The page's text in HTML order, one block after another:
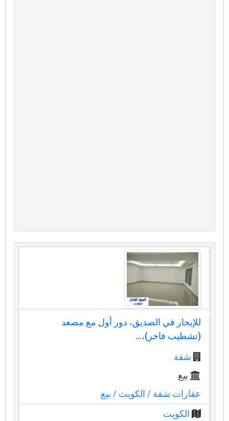
للإيجار في الصديق، دور أول مع مصعد
(تشطيب فاخر)،...
شقة
بيع
عقارات شقة / الكويت/ بيع
الكويت